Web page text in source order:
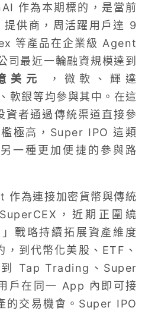
作為本期標的，是當前
供商，周活躍用戶達 9
等產品在企業級 Agent
司最近一輪融資規模達到
美元
，微軟、輝達
軟銀等均參與其中。在這
資者通過傳統渠道直接參
極高，Super IPO 這類
一種更加便捷的參與路
作為連接加密貨幣與傳統
，近期正圍繞
戰略持續拓展資產維度
到代幣化美股、ETF、
Tap Trading、Super
戶在同一 App 內即可接
的交易機會。Super IPO